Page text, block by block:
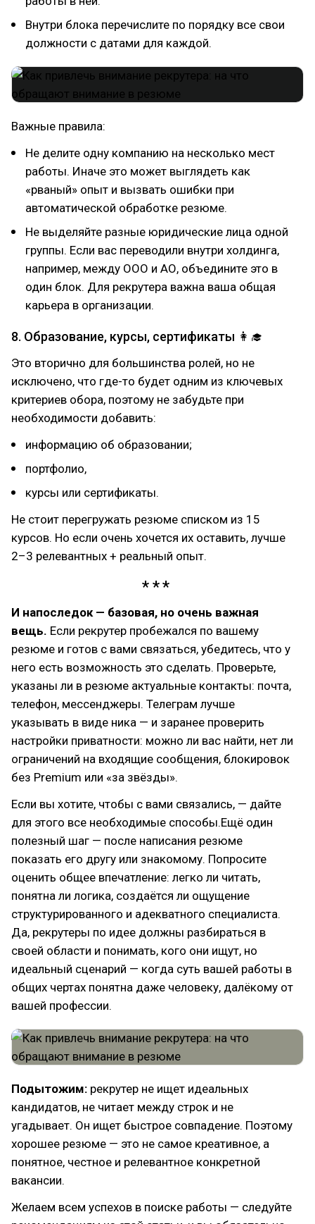
Внутри блока перечислите по порядку все свои
должности с датами для каждой.
Важные правила:
Не делите одну компанию на несколько мест
работы. Иначе это может выглядеть как
«рваный» опыт и вызвать ошибки при
автоматической обработке резюме.
Не выделяйте разные юридические лица одной
группы. Если вас переводили внутри холдинга,
например, между ООО и АО, объедините это в
один блок. Для рекрутера важна ваша общая
карьера в организации.
8. Образование, курсы, сертификаты 👩‍🎓
Это вторично для большинства ролей, но не
исключено, что где-то будет одним из ключевых
критериев обора, поэтому не забудьте при
необходимости добавить:
информацию об образовании;
портфолио,
курсы или сертификаты.
Не стоит перегружать резюме списком из 15
курсов. Но если очень хочется их оставить, лучше
2–3 релевантных + реальный опыт.
И напоследок — базовая, но очень важная
вещь. Если рекрутер пробежался по вашему
резюме и готов с вами связаться, убедитесь, что у
него есть возможность это сделать. Проверьте,
указаны ли в резюме актуальные контакты: почта,
телефон, мессенджеры. Телеграм лучше
указывать в виде ника — и заранее проверить
настройки приватности: можно ли вас найти, нет ли
ограничений на входящие сообщения, блокировок
без Premium или «за звёзды».
Если вы хотите, чтобы с вами связались, — дайте
для этого все необходимые способы.Ещё один
полезный шаг — после написания резюме
показать его другу или знакомому. Попросите
оценить общее впечатление: легко ли читать,
понятна ли логика, создаётся ли ощущение
структурированного и адекватного специалиста.
Да, рекрутеры по идее должны разбираться в
своей области и понимать, кого они ищут, но
идеальный сценарий — когда суть вашей работы в
общих чертах понятна даже человеку, далёкому от
вашей профессии.
Подытожим: рекрутер не ищет идеальных
кандидатов, не читает между строк и не
угадывает. Он ищет быстрое совпадение. Поэтому
хорошее резюме — это не самое креативное, а
понятное, честное и релевантное конкретной
вакансии.
Желаем всем успехов в поиске работы — следуйте